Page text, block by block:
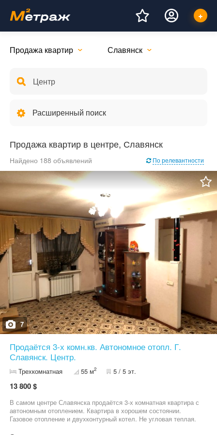
Продажа квартир Славянск
Расширенный поиск
Продажа квартир в центре, Славянск
Найдено 188 объявлений По релевантности
7
Продаётся 3-х комн.кв. Автономное отопл. Г.
Славянск. Центр.
Трехкомнатная 55 м2 5 / 5 эт.
13 800 $
В самом центре Славянска продаётся 3-х комнатная квартира с
автономным отоплением. Квартира в хорошем состоянии.
Газовое отопление и двухконтурный котел. Не угловая теплая.